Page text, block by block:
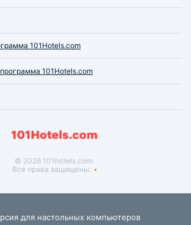
101Hotels.com
101Hotels.com
© 2026 101hotels.com.
Все права защищены.
для настольных компьютеров